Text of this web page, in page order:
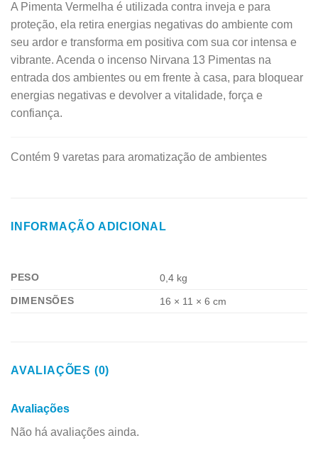
A Pimenta Vermelha é utilizada contra inveja e para
proteção, ela retira energias negativas do ambiente com
seu ardor e transforma em positiva com sua cor intensa e
vibrante. Acenda o incenso Nirvana 13 Pimentas na
entrada dos ambientes ou em frente à casa, para bloquear
energias negativas e devolver a vitalidade, força e
confiança.
Contém 9 varetas para aromatização de ambientes
INFORMAÇÃO ADICIONAL
PESO
0,4 kg
DIMENSÕES
16 × 11 × 6 cm
AVALIAÇÕES (0)
Avaliações
Não há avaliações ainda.